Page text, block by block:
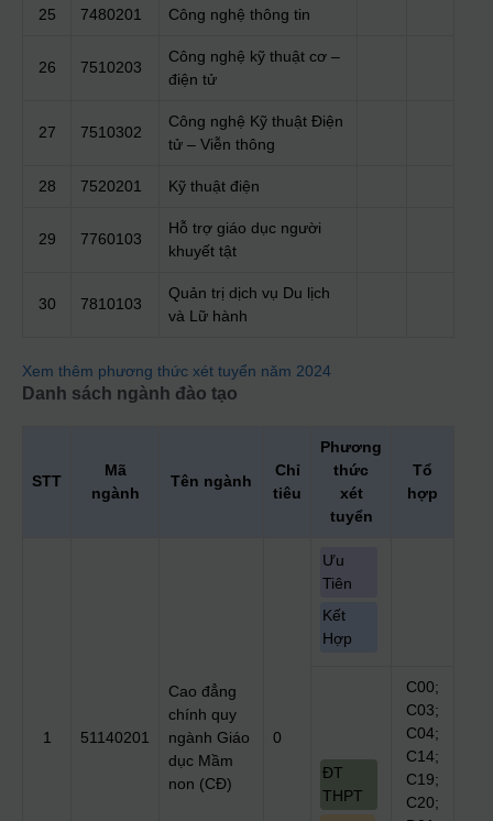
25 7480201 Công nghệ thông tin
26 7510203
Công nghệ kỹ thuật cơ –
điện tử
27 7510302
Công nghệ Kỹ thuật Điện
tử – Viễn thông
28 7520201 Kỹ thuật điện
29 7760103
Hỗ trợ giáo dục người
khuyết tật
30 7810103
Quản trị dịch vụ Du lịch
và Lữ hành
Xem thêm phương thức xét tuyển năm 2024
Danh sách ngành đào tạo
STT
Mã
ngành
Tên ngành
Chỉ
tiêu
Phương
thức
xét
tuyển
Tổ
hợp
1 51140201
Cao đẳng
chính quy
ngành Giáo
dục Mầm
non (CĐ)
0
Ưu
Tiên
Kết
Hợp
ĐT
THPT
C00;
C03;
C04;
C14;
C19;
C20;